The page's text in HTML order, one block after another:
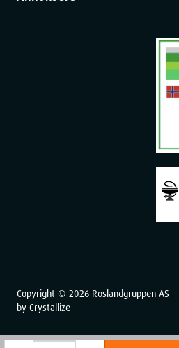
Copyright © 2026 Roslandgruppen AS
by Crystallize